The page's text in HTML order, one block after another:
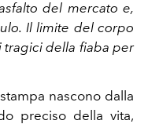
del mercato e,
Il limite del corpo
tragici della fiaba per
nascono dalla
preciso della vita,